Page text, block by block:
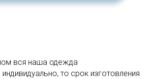
вся наша одежда
индивидуально, то срок изготовления